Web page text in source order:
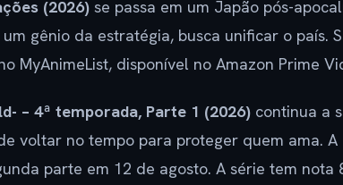
(2026) se passa em um Japão pós-
gênio da estratégia, busca unificar o país.
MyAnimeList, disponível no Amazon Prime
– 4ª temporada, Parte 1 (2026) continua a
voltar no tempo para proteger quem ama. A
parte em 12 de agosto. A série tem nota